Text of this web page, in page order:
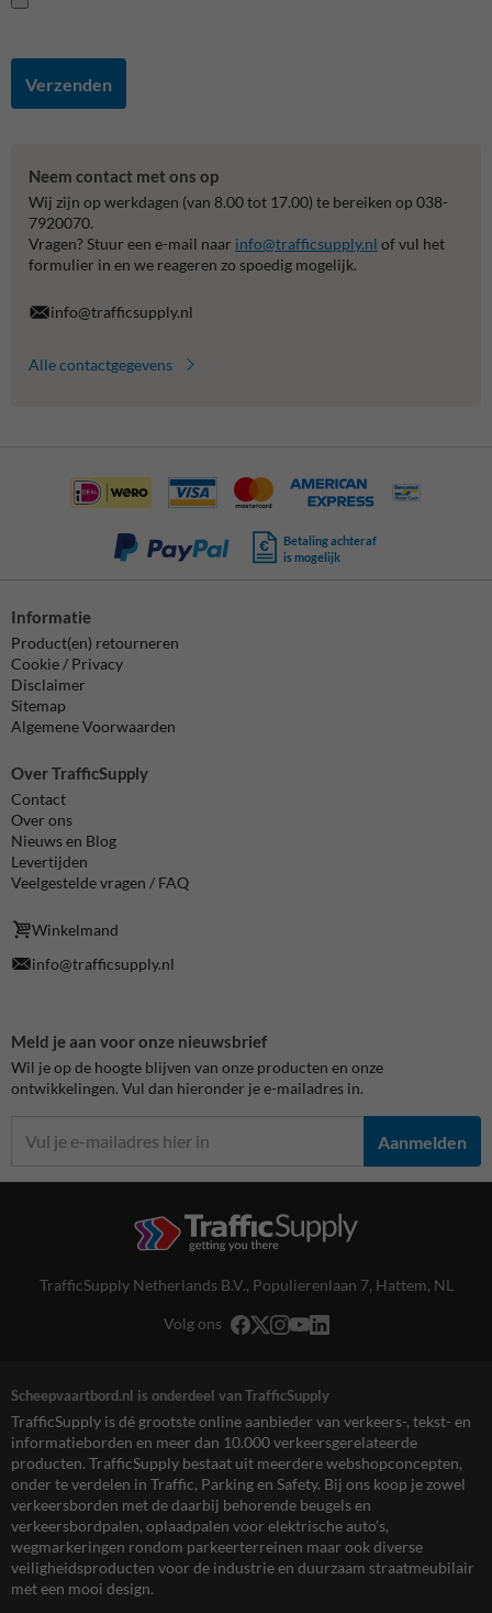
Verzenden
Neem contact met ons op
Wij zijn op werkdagen (van 8.00 tot 17.00) te bereiken op 038-
7920070.
Vragen? Stuur een e-mail naar info@trafficsupply.nl of vul het
formulier in en we reageren zo spoedig mogelijk.
info@trafficsupply.nl
Alle contactgegevens
Betaling achteraf
is mogelijk
Informatie
Product(en) retourneren
Cookie / Privacy
Disclaimer
Sitemap
Algemene Voorwaarden
Over TrafficSupply
Contact
Over ons
Nieuws en Blog
Levertijden
Veelgestelde vragen / FAQ
Winkelmand
info@trafficsupply.nl
Meld je aan voor onze nieuwsbrief
Wil je op de hoogte blijven van onze producten en onze
ontwikkelingen. Vul dan hieronder je e-mailadres in.
Aanmelden
TrafficSupply Netherlands B.V., Populierenlaan 7, Hattem, NL
Volg ons
Scheepvaartbord.nl is onderdeel van TrafficSupply
TrafficSupply is dé grootste online aanbieder van verkeers-, tekst- en
informatieborden en meer dan 10.000 verkeersgerelateerde
producten. TrafficSupply bestaat uit meerdere webshopconcepten,
onder te verdelen in Traffic, Parking en Safety. Bij ons koop je zowel
verkeersborden met de daarbij behorende beugels en
verkeersbordpalen, oplaadpalen voor elektrische auto’s,
wegmarkeringen rondom parkeerterreinen maar ook diverse
veiligheidsproducten voor de industrie en duurzaam straatmeubilair
met een mooi design.